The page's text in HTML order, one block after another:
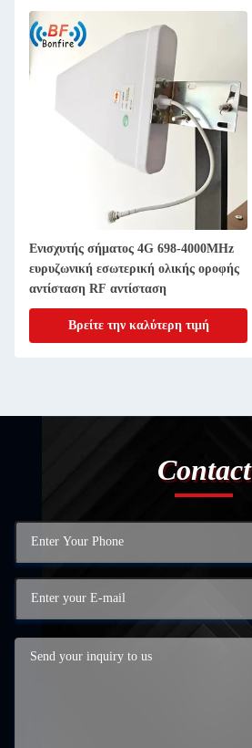
Ενισχυτής σήματος 4G 698-4000MHz
ευρυζωνική εσωτερική ολικής οροφής
αντίσταση RF αντίσταση
Βρείτε την καλύτερη τιμή
Contact